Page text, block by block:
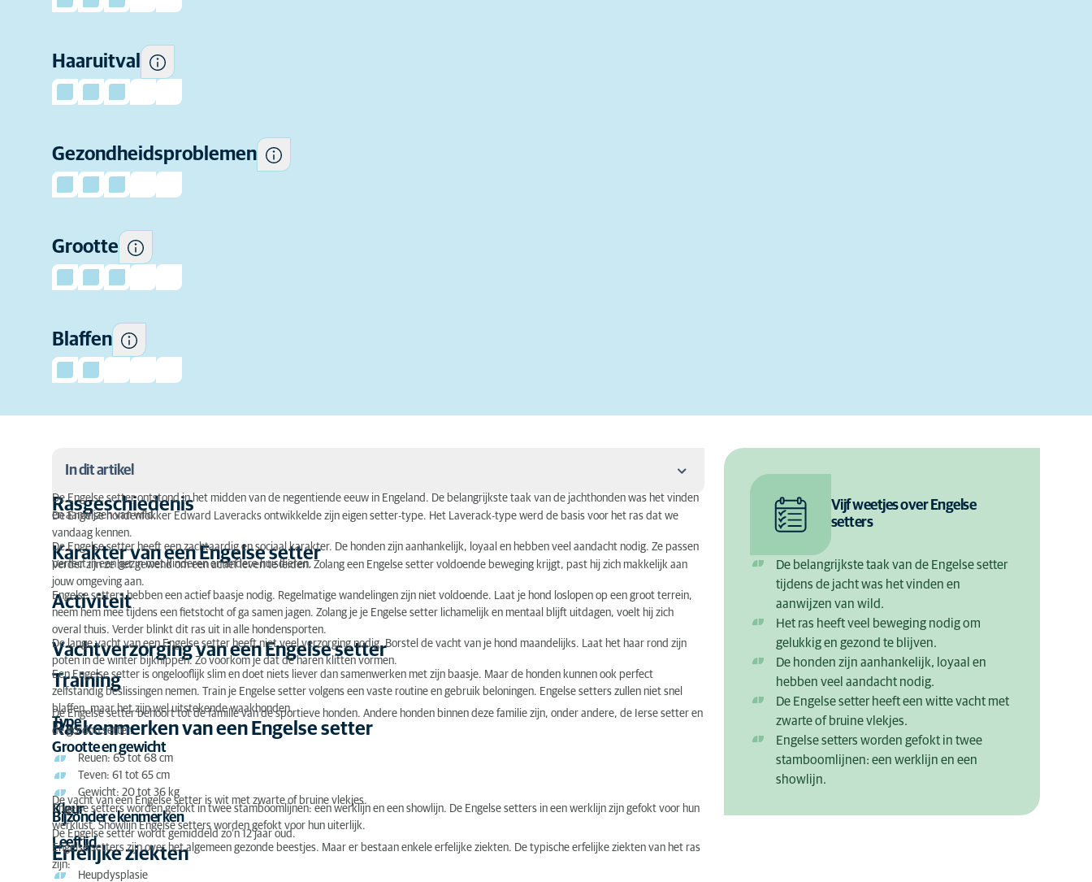
Haaruitval
Gezondheidsproblemen
Grootte
Blaffen
In dit artikel
Rasgeschiedenis
Karakter van een Engelse setter
Activiteit
Vachtverzorging van een Engelse setter
Training
Raskenmerken van een Engelse setter
Erfelijke ziekten
Voeding
Ongecontroleerde of illegale hondenhandel
Hond adopteren
Rasgeschiedenis
De Engelse setter ontstond in het midden van de negentiende eeuw in Engeland. De belangrijkste taak van de jachthonden was het vinden
en aanwijzen van wild.
De Engelse hondenfokker Edward Laveracks ontwikkelde zijn eigen setter-type. Het Laverack-type werd de basis voor het ras dat we
vandaag kennen.
Karakter van een Engelse setter
De Engelse setter heeft een zachtaardig en sociaal karakter. De honden zijn aanhankelijk, loyaal en hebben veel aandacht nodig. Ze passen
perfect in een gezin met kinderen en andere huisdieren.
Verder zijn ze het gewend om een actief leven te leiden. Zolang een Engelse setter voldoende beweging krijgt, past hij zich makkelijk aan
jouw omgeving aan.
Activiteit
Engelse setters hebben een actief baasje nodig. Regelmatige wandelingen zijn niet voldoende. Laat je hond loslopen op een groot terrein,
neem hem mee tijdens een fietstocht of ga samen jagen. Zolang je je Engelse setter lichamelijk en mentaal blijft uitdagen, voelt hij zich
overal thuis. Verder blinkt dit ras uit in alle hondensporten.
Vachtverzorging van een Engelse setter
De lange vacht van een Engelse setter heeft niet veel verzorging nodig. Borstel de vacht van je hond maandelijks. Laat het haar rond zijn
poten in de winter bijknippen. Zo voorkom je dat de haren klitten vormen.
Training
Een Engelse setter is ongelooflijk slim en doet niets liever dan samenwerken met zijn baasje. Maar de honden kunnen ook perfect
zelfstandig beslissingen nemen. Train je Engelse setter volgens een vaste routine en gebruik beloningen. Engelse setters zullen niet snel
blaffen, maar het zijn wel uitstekende waakhonden.
Raskenmerken van een Engelse setter
Type
De Engelse setter behoort tot de familie van de sportieve honden. Andere honden binnen deze familie zijn, onder andere, de Ierse setter en
de gordon setter.
Grootte en gewicht
Reuen: 65 tot 68 cm
Teven: 61 tot 65 cm
Gewicht: 20 tot 36 kg
Kleur
De vacht van een Engelse setter is wit met zwarte of bruine vlekjes.
Bijzondere kenmerken
Engelse setters worden gefokt in twee stamboomlijnen: een werklijn en een showlijn. De Engelse setters in een werklijn zijn gefokt voor hun
werklust. Showlijn Engelse setters worden gefokt voor hun uiterlijk.
Leeftijd
De Engelse setter wordt gemiddeld zo’n 12 jaar oud.
Erfelijke ziekten
Engelse setters zijn over het algemeen gezonde beestjes. Maar er bestaan enkele erfelijke ziekten. De typische erfelijke ziekten van het ras
zijn:
Heupdysplasie
Vijf weetjes over Engelse
setters
De belangrijkste taak van de Engelse setter
tijdens de jacht was het vinden en
aanwijzen van wild.
Het ras heeft veel beweging nodig om
gelukkig en gezond te blijven.
De honden zijn aanhankelijk, loyaal en
hebben veel aandacht nodig.
De Engelse setter heeft een witte vacht met
zwarte of bruine vlekjes.
Engelse setters worden gefokt in twee
stamboomlijnen: een werklijn en een
showlijn.
kunnen worden.
Hoe vaak dit ras de neiging
heeft om te blaffen.